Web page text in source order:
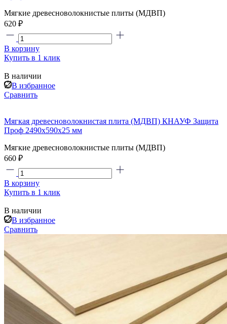
Мягкие древесноволокнистые плиты (МДВП)
620 ₽
В корзину
Купить в 1 клик
В наличии
В избранное
Сравнить
Мягкая древесноволокнистая плита (МДВП) КНАУФ Защита
Проф 2490х590х25 мм
Мягкие древесноволокнистые плиты (МДВП)
660 ₽
В корзину
Купить в 1 клик
В наличии
В избранное
Сравнить